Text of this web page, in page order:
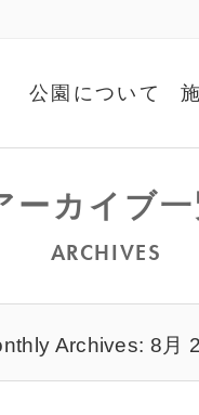
公園について
ーカイブ一
ARCHIVES
Archives: 8月